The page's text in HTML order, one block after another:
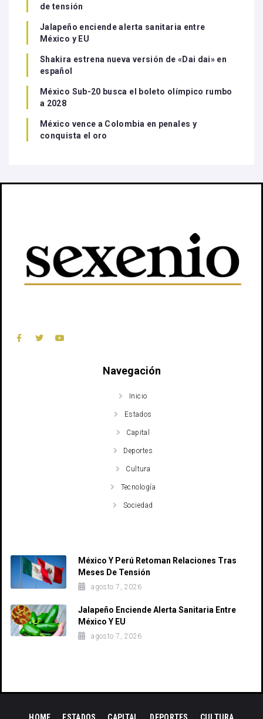
de tensión
Jalapeño enciende alerta sanitaria entre
México y EU
Shakira estrena nueva versión de «Dai dai» en
español
México Sub-20 busca el boleto olímpico rumbo
a 2028
México vence a Colombia en penales y
conquista el oro
Navegación
Inicio
Estados
Capital
Deportes
Cultura
Tecnología
Sociedad
México Y Perú Retoman Relaciones Tras
Meses De Tensión
agosto 7, 2026
Jalapeño Enciende Alerta Sanitaria Entre
México Y EU
agosto 7, 2026